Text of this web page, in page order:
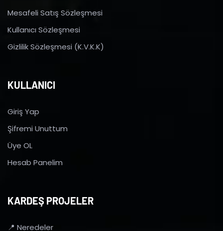
Mesafeli Satış Sözleşmesi
Kullanıcı Sözleşmesi
Gizlilik Sözleşmesi (K.V.K.K)
KULLANICI
Giriş Yap
Şifremi Unuttum
Üye OL
Hesab Panelim
KARDEŞ PROJELER
📍 Neredeler